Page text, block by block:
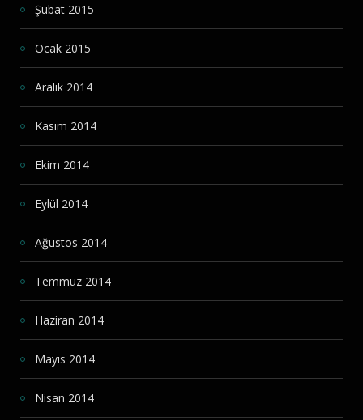
Şubat 2015
Ocak 2015
Aralık 2014
Kasım 2014
Ekim 2014
Eylül 2014
Ağustos 2014
Temmuz 2014
Haziran 2014
Mayıs 2014
Nisan 2014